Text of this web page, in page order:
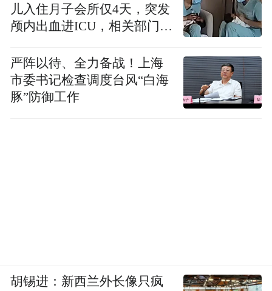
儿入住月子会所仅4天，突发
颅内出血进ICU，相关部门已
严阵以待、全力备战！上海
市委书记检查调度台风“白海
豚”防御工作
胡锡进：新西兰外长像只疯